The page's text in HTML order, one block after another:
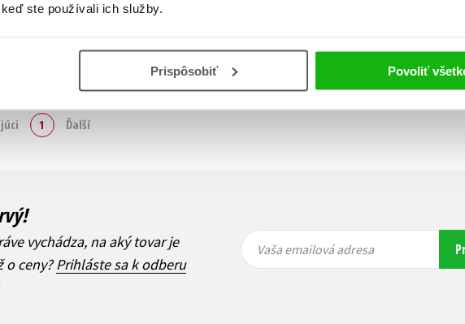
ste používali ich služby.
Prispôsobiť Povoliť
1 Ďalší
vychádza, na aký tovar je
o ceny?Prihláste sa k odberu
Vaša
emailová
Vaša
emailová
Vaša emailová adresa